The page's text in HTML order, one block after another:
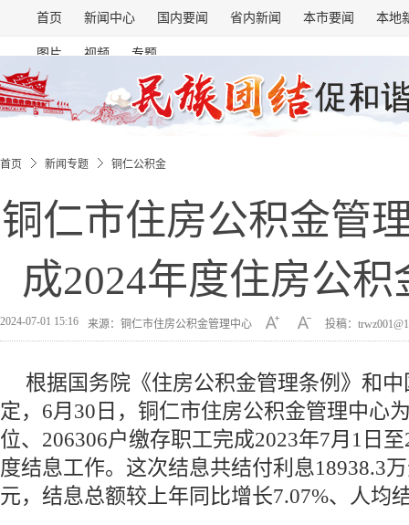
首页 新闻中心 国内要闻 省内新闻 本市要闻 本地
图片 视频 专题
首页 新闻专题 铜仁公积金
铜仁市住房公积金管
成2024年度住房公
2024-07-01 15:16 来源：铜仁市住房公积金管理中心 投稿：
根据国务院《住房公积金管理条例》和
定，6月30日，铜仁市住房公积金管理中心
位、206306户缴存职工完成2023年7月1日
度结息工作。这次结息共结付利息18938.3
元，结息总额较上年同比增长7.07%、人均